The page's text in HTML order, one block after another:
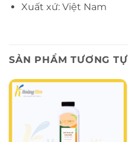
Xuất xứ: Việt Nam
SẢN PHẨM TƯƠNG TỰ